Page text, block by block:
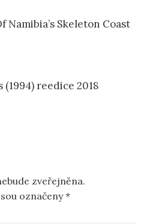
Namibia’s Skeleton Coast
(1994) reedice 2018
zveřejněna.
označeny*